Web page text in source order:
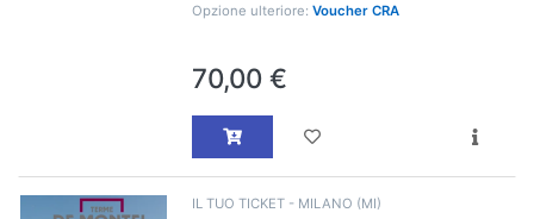
Opzione ulteriore: Voucher CRA
70,00 €
IL TUO TICKET - MILANO (MI)